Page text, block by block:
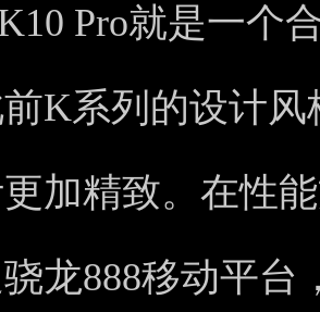
Pro就是一个
K系列的设计
加精致。在性
龙888移动平